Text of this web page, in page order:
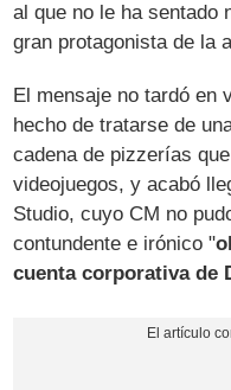
al que no le ha sentado
gran protagonista de la
El mensaje no tardó en
hecho de tratarse de
cadena de pizzerías
videojuegos, y acabó
Studio, cuyo CM no
contundente e irónico "
cuenta corporativa de